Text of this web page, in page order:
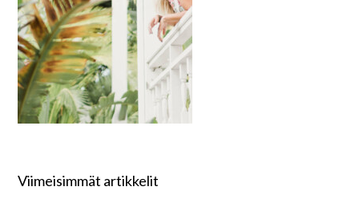
Viimeisimmät artikkelit